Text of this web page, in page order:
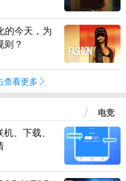
的今天，为
？
查看更多
电竞
、下载、